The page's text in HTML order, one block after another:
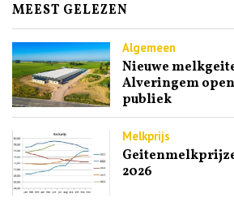
MEEST GELEZEN
Algemeen
Nieuwe
Alveringem
publiek
Melkprijs
2026